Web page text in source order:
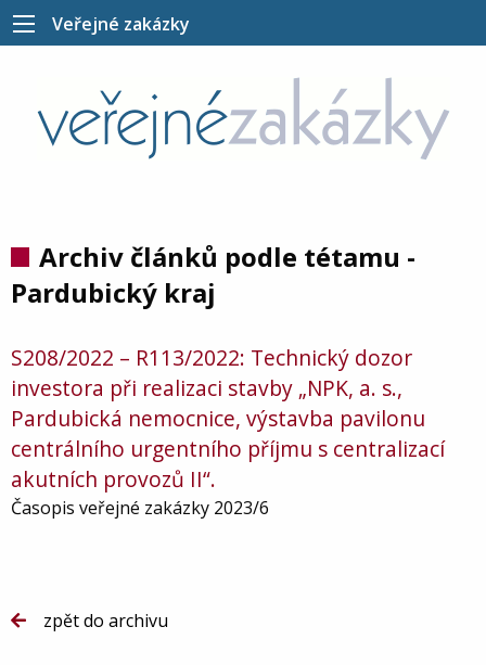
Veřejné zakázky
Archiv článků podle tétamu -
Pardubický kraj
S208/2022 – R113/2022: Technický dozor
investora při realizaci stavby „NPK, a. s.,
Pardubická nemocnice, výstavba pavilonu
centrálního urgentního příjmu s centralizací
akutních provozů II“.
Časopis veřejné zakázky 2023/6
zpět do archivu